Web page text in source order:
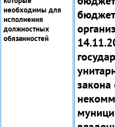
необходимы для
исполнения
должностных
обязанностей